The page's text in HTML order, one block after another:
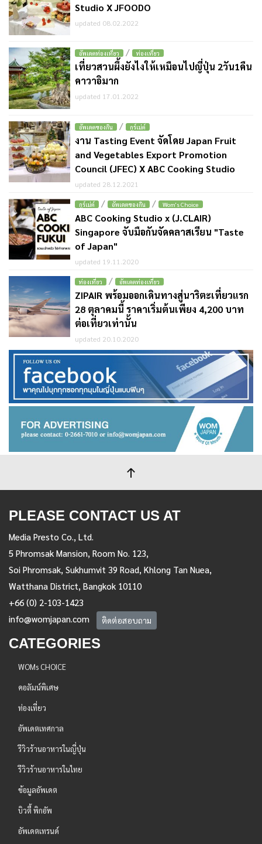
Studio X JFOODO
updated 08.02.2022
อัพเดตท่องเที่ยว / ท่องเที่ยว
เที่ยวสวนผึ้งยังไงให้เหมือนไปญี่ปุ่น 2วัน1คืน
คาวาอิมาก
updated 17.01.2022
อัพเดตของกิน / กูร์เม่ต์
งาน Tasting Event จัดโดย Japan Fruit
and Vegetables Export Promotion
Council (JFEC) X ABC Cooking Studio
updated 28.12.2021
กูร์เม่ต์ / อัพเดตของกิน / Wom's Choice
ABC Cooking Studio x (J.CLAIR)
Singapore จับมือกันจัดคลาสเรียน "Taste
of Japan"
updated 19.11.2020
ท่องเที่ยว / อัพเดตท่องเที่ยว
ZIPAIR พร้อมออกเดินทางสู่นาริตะเที่ยวแรก
28 ตุลาคมนี้ ราคาเริ่มต้นเพียง 4,200 บาท
ต่อเที่ยวเท่านั้น
updated 20.10.2020
PLEASE CONTACT US AT
Media Presto Co., Ltd.
5 Phromsak Mansion, Room No. 123,
Soi Phromsak, Sukhumvit 39 Road, Khlong Tan Nuea,
Watthana District, Bangkok 10110
+66 (0) 2-103-1423
info@womjapan.com
ติดต่อสอบถาม
CATEGORIES
WOMs CHOICE
คอลัมน์พิเศษ
ท่องเที่ยว
อัพเดตเทศกาล
รีวิวร้านอาหารในญี่ปุ่น
รีวิวร้านอาหารในไทย
ข้อมูลอัพเดต
บิวตี้ พิกอัพ
อัพเดตเทรนด์